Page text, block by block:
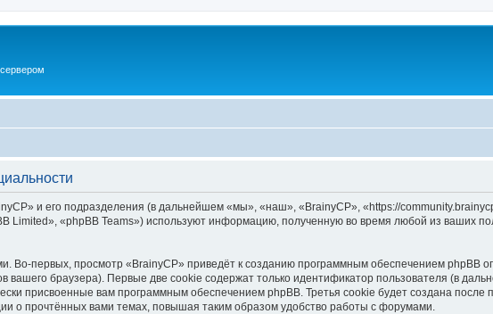
и его подразделения (в дальнейшем «мы», «наш», «BrainyCP», «https://
Limited», «phpBB Teams») используют информацию, полученную во время любой из ваших
Во-первых, просмотр «BrainyCP» приведёт к созданию программным обеспечением phpBB
браузера). Первые две cookie содержат только идентификатор пользователя (в
присвоенные вам программным обеспечением phpBB. Третья cookie будет создана
о прочтённых вами темах, повышая таким образом удобство работы с форумами.